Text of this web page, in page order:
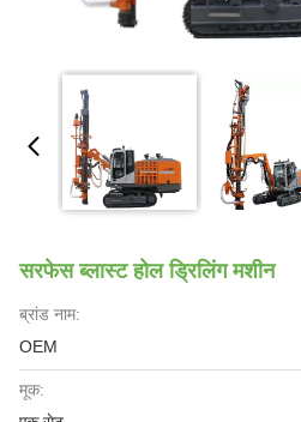
सरफेस ब्लास्ट होल ड्रिलिंग मशीन
ब्रांड नाम:
OEM
मूक: